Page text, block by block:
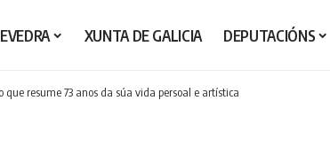
XUNTA DE GALICIA DEPUTACIÓNS
resume 73 anos da súa vida persoal e artística